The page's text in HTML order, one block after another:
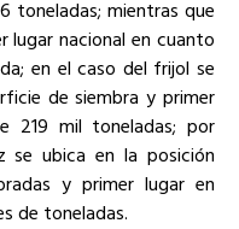
toneladas; mientras que
lugar nacional en cuanto
en el caso del frijol se
de siembra y primer
219 mil toneladas; por
se ubica en la posición
y primer lugar en
de toneladas.